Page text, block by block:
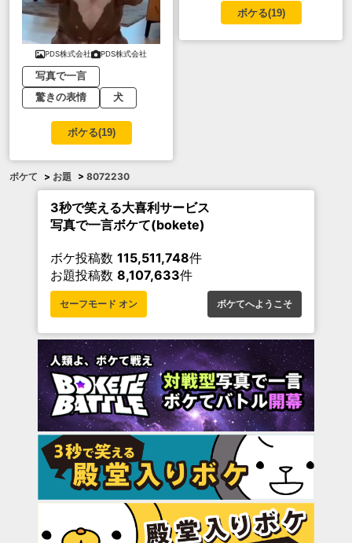
PDS株式会社 PDS株式会社
写真で一言
驚きの表情
犬
ボケる(19)
ボケる(19)
ボケて > お題 > 8072230
3秒で笑える大喜利サービス
写真で一言ボケて(bokete)
ボケ投稿数 115,511,748件
お題投稿数 8,107,633件
セーフモード オン ボケてへようこそ